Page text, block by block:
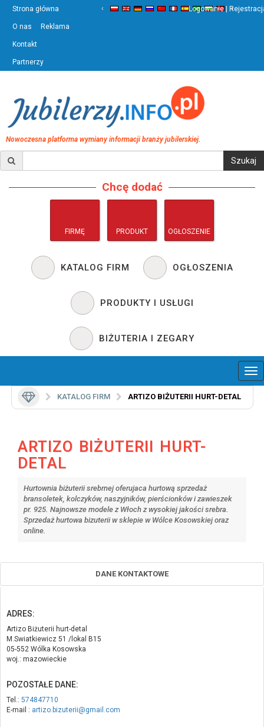
Strona główna
O nas Reklama
Kontakt
Partnerzy
‹ ›
Logowanie |
Nowoczesna platforma wymiany informacji branży jubilerskiej.
Chcę dodać
FIRMĘ PRODUKT OGŁOSZENIE
KATALOG FIRM OGŁOSZENIA
PRODUKTY I USŁUGI
BIŻUTERIA I ZEGARY
KATALOG FIRM ARTIZO BIŻUTERII HURT-DETAL
ARTIZO BIŻUTERII HURT-
DETAL
Hurtownia biżuterii srebrnej oferujaca hurtową sprzedaż
bransoletek, kolczyków, naszyjników, pierścionków i zawieszek
pr. 925. Najnowsze modele z Włoch z wysokiej jakości srebra.
Sprzedaż hurtowa bizuterii w sklepie w Wólce Kosowskiej oraz
online.
DANE KONTAKTOWE
ADRES:
Artizo Biżuterii hurt-detal
M.Swiatkiewicz 51 /lokal B15
05-552 Wólka Kosowska
woj.: mazowieckie
POZOSTAŁE DANE:
Tel.: 574847710
E-mail : artizo.bizuterii@gmail.com